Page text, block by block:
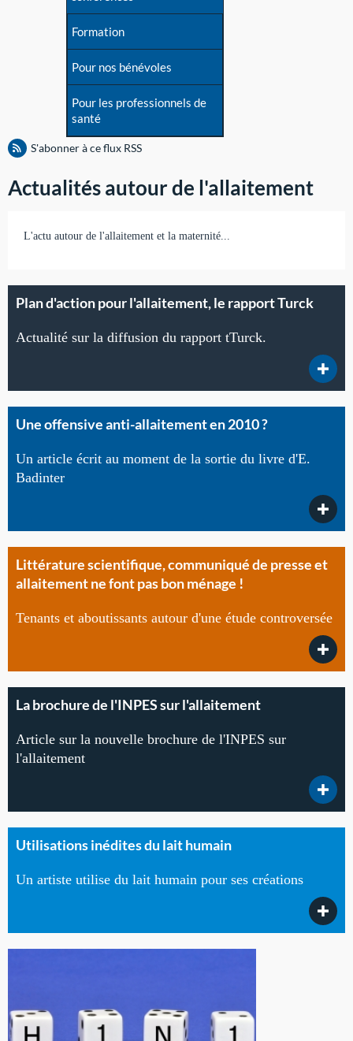
Formation
Pour nos bénévoles
Pour les professionnels de
santé
S'abonner à ce flux RSS
Actualités autour de l'allaitement
L'actu autour de l'allaitement et la maternité...
Plan d'action pour l'allaitement, le rapport Turck
Actualité sur la diffusion du rapport tTurck.
Une offensive anti-allaitement en 2010 ?
Un article écrit au moment de la sortie du livre d'E.
Badinter
Littérature scientifique, communiqué de presse et
allaitement ne font pas bon ménage !
Tenants et aboutissants autour d'une étude controversée
La brochure de l'INPES sur l'allaitement
Article sur la nouvelle brochure de l'INPES sur
l'allaitement
Utilisations inédites du lait humain
Un artiste utilise du lait humain pour ses créations